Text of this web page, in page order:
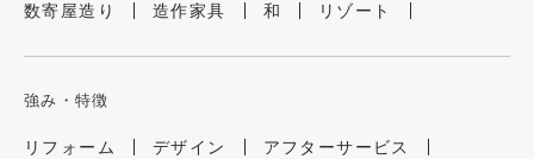
数寄屋造り
造作家具 和 リゾート
強み・特徴
リフォーム デザイン
アフターサービス